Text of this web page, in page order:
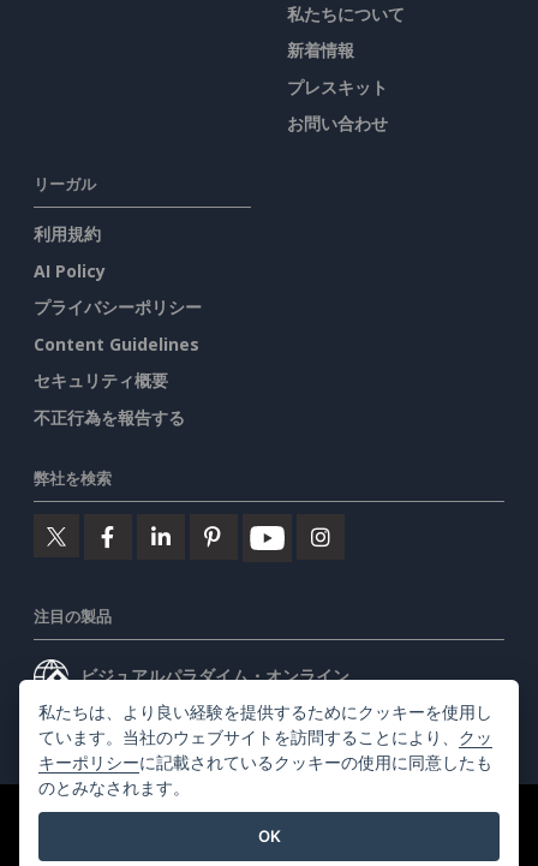
私たちについて
新着情報
プレスキット
お問い合わせ
リーガル
利用規約
AI Policy
プライバシーポリシー
Content Guidelines
セキュリティ概要
不正行為を報告する
弊社を検索
注目の製品
ビジュアルパラダイム・オンライン
ビジュアルパラダイムデスクトップ
©2026 by Visual Paradigm. 全ての権利を有する
私たちは、より良い経験を提供するためにクッキーを使用し
ています。当社のウェブサイトを訪問することにより、 クッ
キーポリシーに記載されているクッキーの使用に同意したも
のとみなされます。
OK